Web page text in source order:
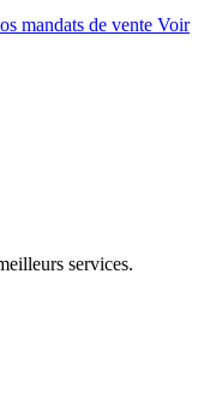
mandats de vente Voir
services.